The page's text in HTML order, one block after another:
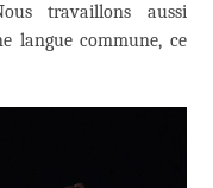
travaillons aussi
langue commune, ce